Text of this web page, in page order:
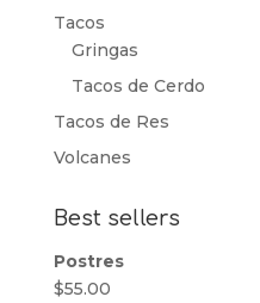
Tacos
Gringas
Tacos de Cerdo
Tacos de Res
Volcanes
Best sellers
Postres
$55.00